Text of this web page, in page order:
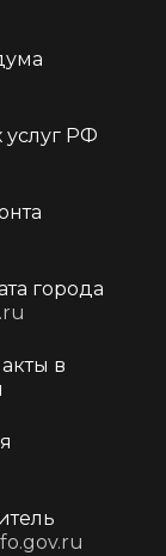
услуг РФ
города
в